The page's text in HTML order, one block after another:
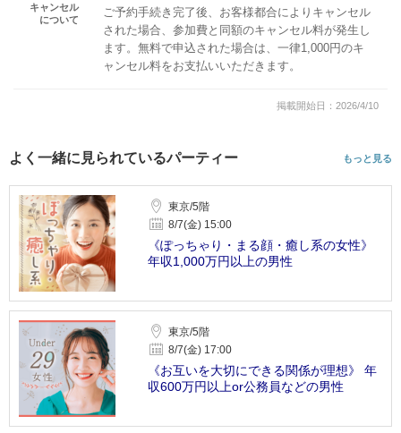
キャンセル
について
ご予約手続き完了後、お客様都合によりキャンセル
された場合、参加費と同額のキャンセル料が発生し
ます。無料で申込された場合は、一律1,000円のキ
ャンセル料をお支払いいただきます。
掲載開始日：2026/4/10
よく一緒に見られているパーティー もっと見る
東京/5階
8/7(金) 15:00
《ぽっちゃり・まる顔・癒し系の女性》
年収1,000万円以上の男性
東京/5階
8/7(金) 17:00
《お互いを大切にできる関係が理想》 年
収600万円以上or公務員などの男性